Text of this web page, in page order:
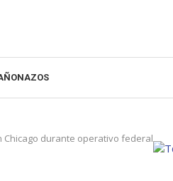
Chicago durante operativo federal